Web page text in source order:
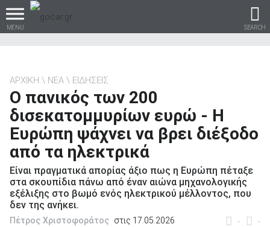
MENU SEARCH
Βρες τα πάντα για το
αυτοκίνητο!
βρες το!
ΑΡΧΙΚΗ ΝΕΑ ΕΙΔΗΣΕΙΣ
Ο πανικός των 200
δισεκατομμυρίων ευρώ - Η
Ευρώπη ψάχνει να βρει διέξοδο
από τα ηλεκτρικά
Είναι πραγματικά απορίας άξιο πως η Ευρώπη πέταξε
στα σκουπίδια πάνω από έναν αιώνα μηχανολογικής
εξέλιξης στο βωμό ενός ηλεκτρικού μέλλοντος, που
δεν της ανήκει.
- -
Πέτρος Χριστοφοράτος στις 17.05.2026